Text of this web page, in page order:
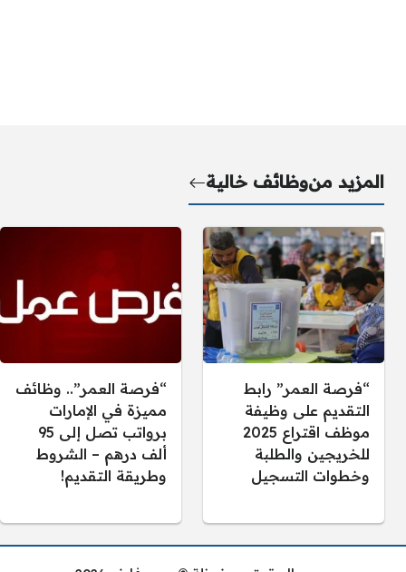
المزيد منوظائف خالية
“فرصة العمر” رابط
التقديم على وظيفة
موظف اقتراع 2025
للخريجين والطلبة
وخطوات التسجيل
“فرصة العمر”.. وظائف
مميزة في الإمارات
برواتب تصل إلى 95
ألف درهم – الشروط
وطريقة التقديم!